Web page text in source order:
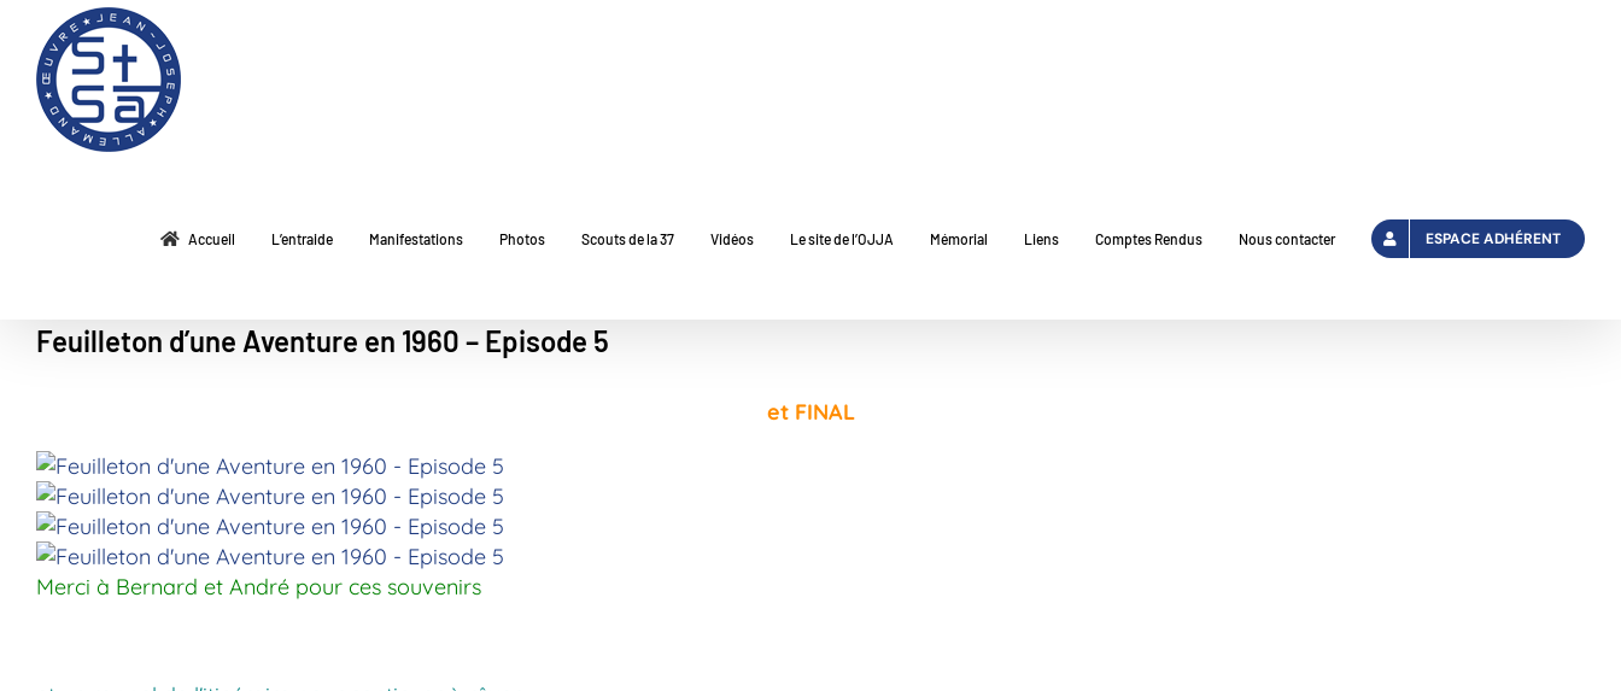
contenu
Accueil L’entraide Manifestations Photos Scouts de la 37 Vidéos Le site de l’OJJA Mémorial Liens Comptes Rendus Nous contacter ESPACE ADHÉRENT
Feuilleton d’une Aventure en 1960 – Episode 5
et FINAL
Merci à Bernard et André pour ces souvenirs